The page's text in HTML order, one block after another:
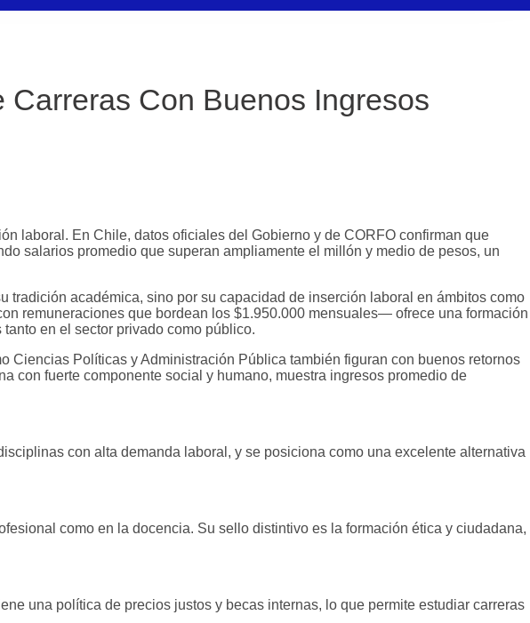
Con Buenos Ingresos
laboral. En Chile, datos oficiales del Gobierno y de CORFO confirman que
salarios promedio que superan ampliamente el millón y medio de pesos, un
académica, sino por su capacidad de inserción laboral en ámbitos como
remuneraciones que bordean los $1.950.000 mensuales— ofrece una formación
en el sector privado como público.
Ciencias Políticas y Administración Pública también figuran con buenos retornos
con fuerte componente social y humano, muestra ingresos promedio de
con alta demanda laboral, y se posiciona como una excelente alternativa
como en la docencia. Su sello distintivo es la formación ética y ciudadana,
una política de precios justos y becas internas, lo que permite estudiar carreras